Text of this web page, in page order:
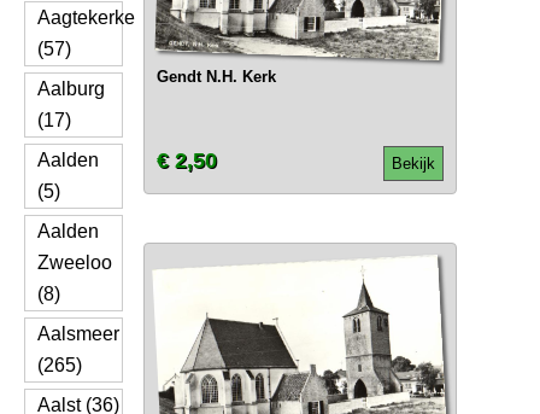
Aagtekerke
(57)
Aalburg
(17)
Aalden
(5)
Aalden
Zweeloo
(8)
Aalsmeer
(265)
Aalst (36)
Gendt N.H. Kerk
Bekijk
€ 2,50